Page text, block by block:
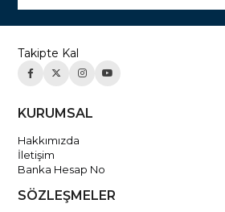
Takipte Kal
KURUMSAL
Hakkımızda
İletişim
Banka Hesap No
SÖZLEŞMELER